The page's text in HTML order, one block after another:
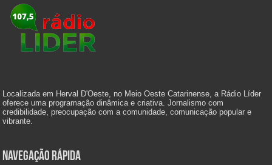
Localizada em Herval D'Oeste, no Meio Oeste Catarinense, a Rádio Líder
oferece uma programação dinâmica e criativa. Jornalismo com
credibilidade, preocupação com a comunidade, comunicação popular e
vibrante.
Navegação Rápida